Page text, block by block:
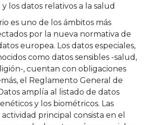
los datos relativos a la salud
es uno de los ámbitos más
por la nueva normativa de
europea. Los datos especiales,
como datos sensibles -salud,
, cuentan con obligaciones
el Reglamento General de
amplía al listado de datos
y los biométricos. Las
principal consista en el